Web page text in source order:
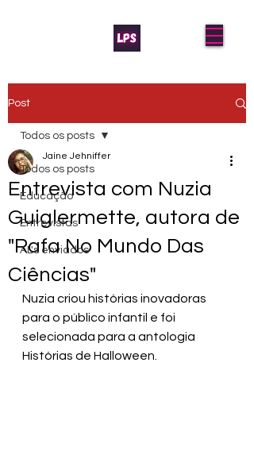
Post
Todos os posts
Educação
Entrevistas
AL's enviados
Todos os posts
Entrevista com Nuzia
Guiglermette, autora de
"Rafa No Mundo Das
Ciências"
Jaíne Jehniffer
Nuzia criou histórias inovadoras
para o público infantil e foi
selecionada para a antologia
Histórias de Halloween.